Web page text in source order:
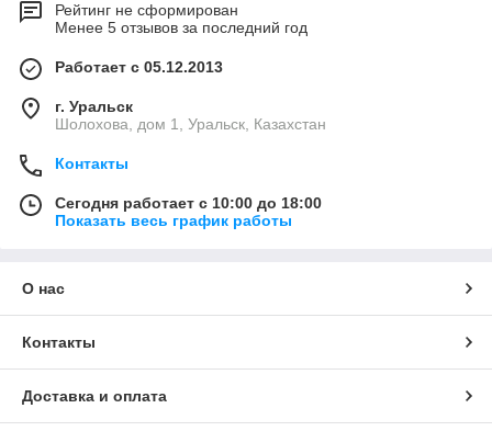
Рейтинг не сформирован
Менее 5 отзывов за последний год
Работает с 05.12.2013
г. Уральск
Шолохова, дом 1, Уральск, Казахстан
Контакты
Сегодня работает с 10:00 до 18:00
Показать весь график работы
О нас
Контакты
Доставка и оплата